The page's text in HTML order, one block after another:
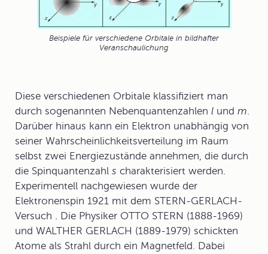
Beispiele für verschiedene Orbitale in bildhafter
Veranschaulichung
Diese verschiedenen Orbitale klassifiziert man
durch sogenannten Nebenquantenzahlen l und m.
Darüber hinaus kann ein Elektron unabhängig von
seiner Wahrscheinlichkeitsverteilung im Raum
selbst zwei Energiezustände annehmen, die durch
die Spinquantenzahl s charakterisiert werden.
Experimentell nachgewiesen wurde der
Elektronenspin 1921 mit dem STERN-GERLACH-
Versuch . Die Physiker OTTO STERN (1888-1969)
und WALTHER GERLACH (1889-1979) schickten
Atome als Strahl durch ein Magnetfeld. Dabei